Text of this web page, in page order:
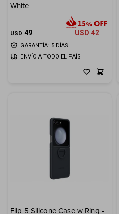
White
USD 49 USD 42
GARANTÍA: 5 DÍAS
ENVÍO A TODO EL PAÍS
Flip 5 Silicone Case w Ring -